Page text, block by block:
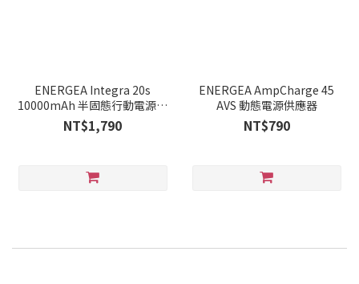
ENERGEA Integra 20s
10000mAh 半固態行動電源｜
CCC認證 / WH標示
NT$1,790
ENERGEA AmpCharge 45
AVS 動態電源供應器
NT$790